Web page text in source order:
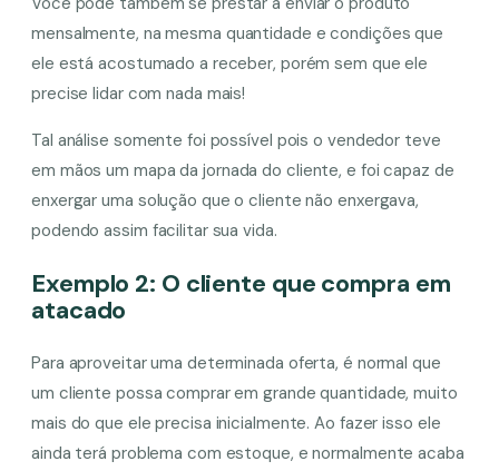
mensalmente, na mesma quantidade e condições que
ele está acostumado a receber, porém sem que ele
precise lidar com nada mais!
Tal análise somente foi possível pois o vendedor teve
em mãos um mapa da jornada do cliente, e foi capaz de
enxergar uma solução que o cliente não enxergava,
podendo assim facilitar sua vida.
Exemplo 2: O cliente que compra em
atacado
Para aproveitar uma determinada oferta, é normal que
um cliente possa comprar em grande quantidade, muito
mais do que ele precisa inicialmente. Ao fazer isso ele
ainda terá problema com estoque, e normalmente acaba